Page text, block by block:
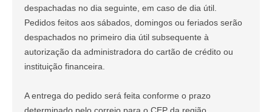
despachadas no dia seguinte, em caso de dia útil.
Pedidos feitos aos sábados, domingos ou feriados serão
despachados no primeiro dia útil subsequente à
autorização da administradora do cartão de crédito ou
instituição financeira.
A entrega do pedido será feita conforme o prazo